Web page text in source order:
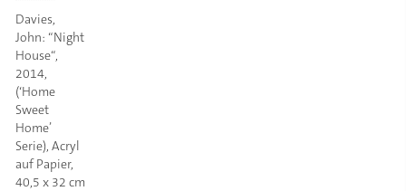
Davies,
John: “Night
House“,
2014,
(‘Home
Sweet
Home’
Serie), Acryl
auf Papier,
40,5 x 32 cm